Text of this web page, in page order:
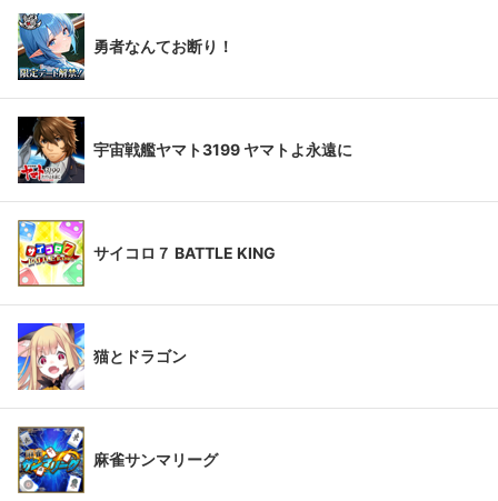
勇者なんてお断り！
宇宙戦艦ヤマト3199 ヤマトよ永遠に
サイコロ７ BATTLE KING
猫とドラゴン
麻雀サンマリーグ